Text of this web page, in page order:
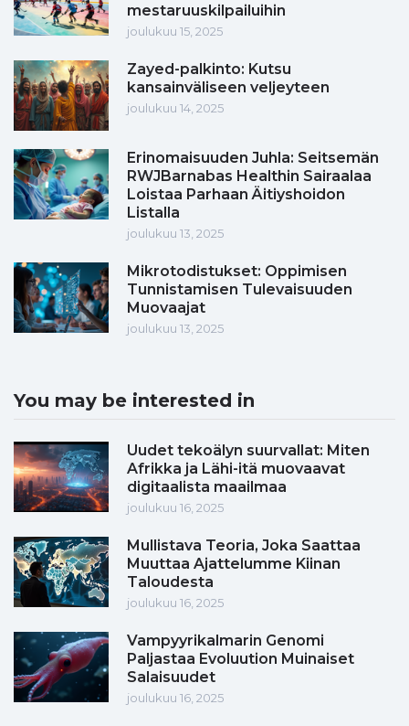
mestaruuskilpailuihin
joulukuu 15, 2025
Zayed-palkinto: Kutsu
kansainväliseen veljeyteen
joulukuu 14, 2025
Erinomaisuuden Juhla: Seitsemän
RWJBarnabas Healthin Sairaalaa
Loistaa Parhaan Äitiyshoidon
Listalla
joulukuu 13, 2025
Mikrotodistukset: Oppimisen
Tunnistamisen Tulevaisuuden
Muovaajat
joulukuu 13, 2025
You may be interested in
Uudet tekoälyn suurvallat: Miten
Afrikka ja Lähi-itä muovaavat
digitaalista maailmaa
joulukuu 16, 2025
Mullistava Teoria, Joka Saattaa
Muuttaa Ajattelumme Kiinan
Taloudesta
joulukuu 16, 2025
Vampyyrikalmarin Genomi
Paljastaa Evoluution Muinaiset
Salaisuudet
joulukuu 16, 2025